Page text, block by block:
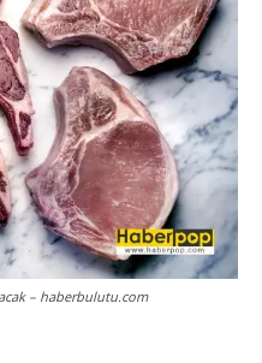
– haberbulutu.com